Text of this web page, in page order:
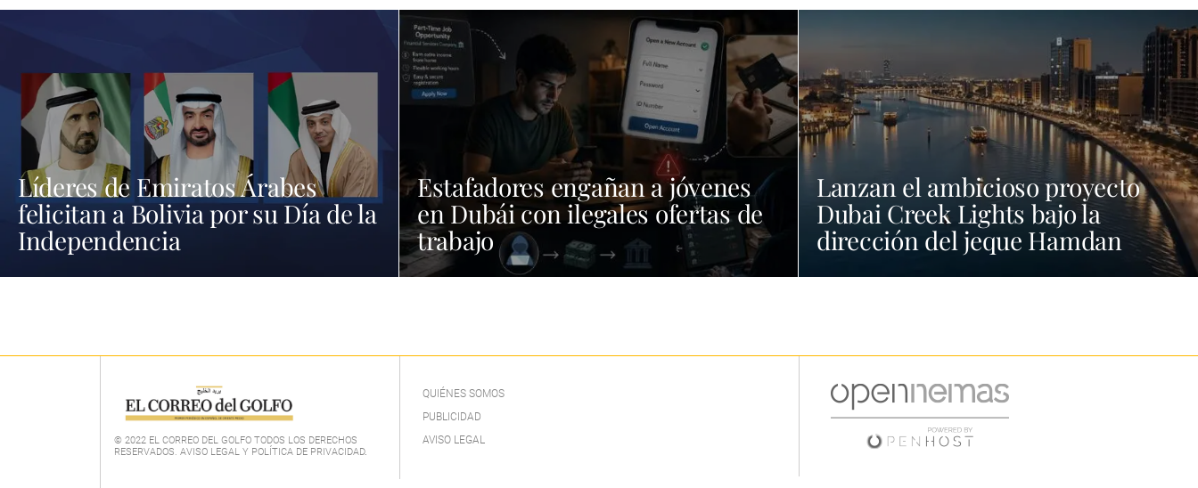
Líderes de Emiratos Árabes
felicitan a Bolivia por su Día de la
Independencia
Estafadores engañan a jóvenes
en Dubái con ilegales ofertas de
trabajo
Lanzan el ambicioso proyecto
Dubai Creek Lights bajo la
dirección del jeque Hamdan
© 2022 EL CORREO DEL GOLFO TODOS LOS DERECHOS
RESERVADOS. AVISO LEGAL Y POLÍTICA DE PRIVACIDAD.
QUIÉNES SOMOS
PUBLICIDAD
AVISO LEGAL